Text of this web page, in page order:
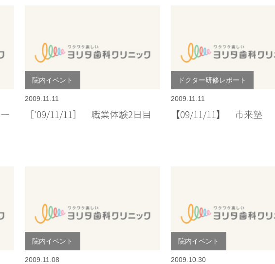
院内イベント
2009.11.11
［'09/11/11］ 職業体験2日目
ドクター研修レポート
2009.11.11
【09/11/11】 市来塾
院内イベント
2009.11.08
院内イベント
2009.10.30